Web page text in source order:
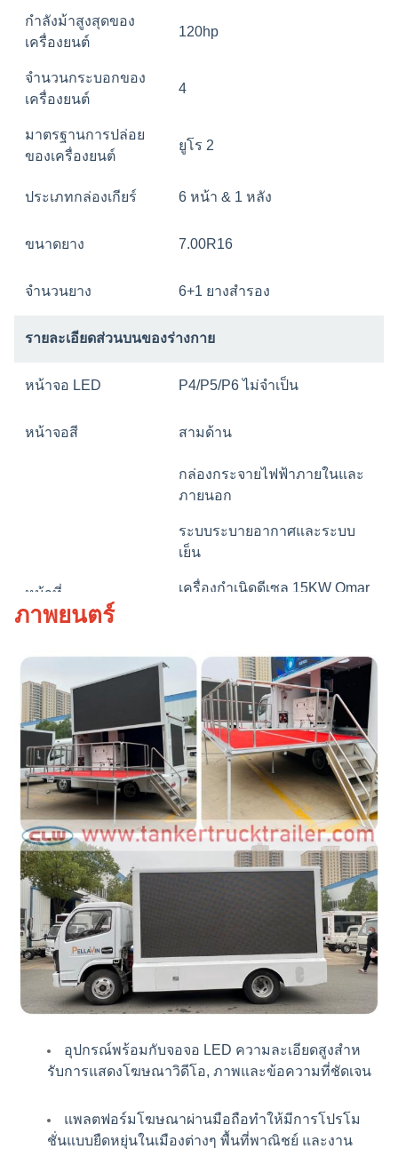
กําลังม้าสูงสุดของ
เครื่องยนต์
120hp
จํานวนกระบอกของ
เครื่องยนต์
4
มาตรฐานการปล่อย
ของเครื่องยนต์
ยูโร 2
ประเภทกล่องเกียร์ 6 หน้า & 1 หลัง
ขนาดยาง 7.00R16
จํานวนยาง 6+1 ยางสํารอง
รายละเอียดส่วนบนของร่างกาย
หน้าจอ LED P4/P5/P6 ไม่จําเป็น
หน้าจอสี สามด้าน
หน้าที่
กล่องกระจายไฟฟ้าภายในและ
ภายนอก
ระบบระบายอากาศและระบบ
เย็น
เครื่องกําเนิดดีเซล 15KW Omar
เครื่อง แผนควบคุม 1 เครื่อง
โลโก้และสีสามารถปรับแต่งได้
ภาพยนตร์
อุปกรณ์พร้อมกับจอจอ LED ความละเอียดสูงสําห
รับการแสดงโฆษณาวิดีโอ, ภาพและข้อความที่ชัดเจน
แพลตฟอร์มโฆษณาผ่านมือถือทําให้มีการโปรโม
ชั่นแบบยืดหยุ่นในเมืองต่างๆ พื้นที่พาณิชย์ และงาน